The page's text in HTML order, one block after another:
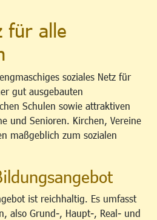
für alle
soziales Netz für
gut ausgebauten
Schulen sowie attraktiven
und Senioren. Kirchen, Vereine
maßgeblich zum sozialen
ist reichhaltig. Es umfasst
also Grund-, Haupt-, Real- und